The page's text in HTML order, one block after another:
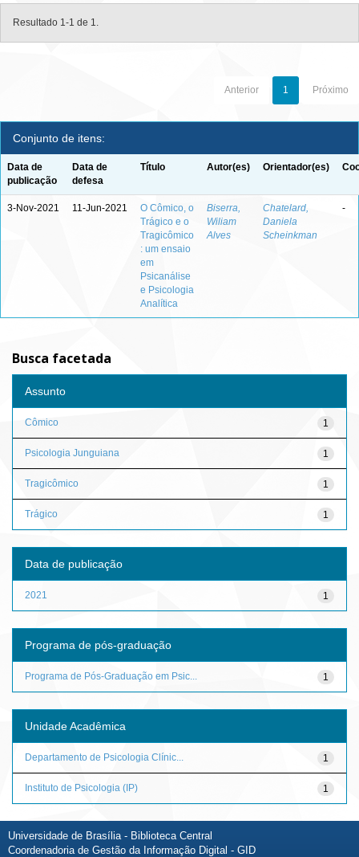
Resultado 1-1 de 1.
Anterior 1 Próximo
Conjunto de itens:
Data de
publicação
Data de
defesa
Título Autor(es) Orientador(es)
3-Nov-2021 11-Jun-2021
O Cômico, o
Trágico e o
Tragicômico
: um ensaio
em
Psicanálise
e Psicologia
Analítica
Biserra,
Wiliam
Alves
Chatelard,
Daniela
Scheinkman
-
Busca facetada
Assunto
1
Cômico
1
Psicologia Junguiana
1
Tragicômico
1
Trágico
Data de publicação
1
2021
Programa de pós-graduação
1
Programa de Pós-Graduação em Psic...
Unidade Acadêmica
1
Departamento de Psicologia Clínic...
1
Instituto de Psicologia (IP)
Universidade de Brasília - Biblioteca Central
Coordenadoria de Gestão da Informação Digital - GID